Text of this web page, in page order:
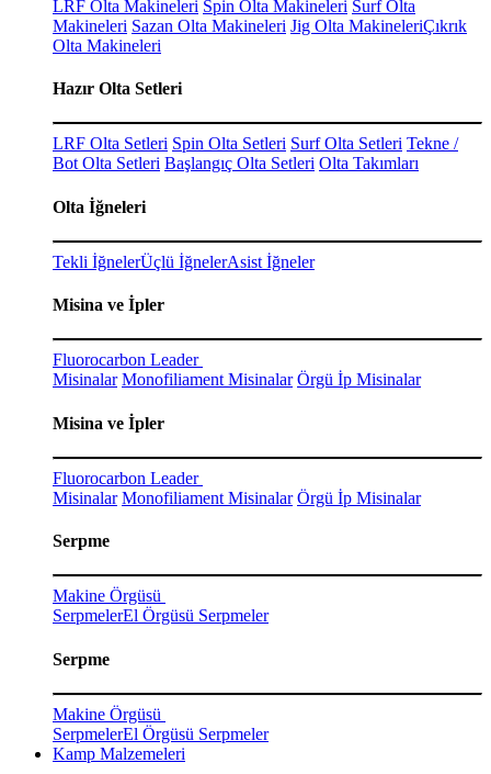
LRF Olta Makineleri Spin Olta Makineleri Surf Olta
Makineleri Sazan Olta Makineleri Jig Olta MakineleriÇıkrık
Olta Makineleri
Hazır Olta Setleri
LRF Olta Setleri Spin Olta Setleri Surf Olta Setleri Tekne /
Bot Olta Setleri Başlangıç Olta Setleri Olta Takımları
Olta İğneleri
Tekli İğnelerÜçlü İğnelerAsist İğneler
Misina ve İpler
Fluorocarbon Leader
Misinalar Monofiliament Misinalar Örgü İp Misinalar
Misina ve İpler
Fluorocarbon Leader
Misinalar Monofiliament Misinalar Örgü İp Misinalar
Serpme
Makine Örgüsü
SerpmelerEl Örgüsü Serpmeler
Serpme
Makine Örgüsü
SerpmelerEl Örgüsü Serpmeler
Kamp Malzemeleri